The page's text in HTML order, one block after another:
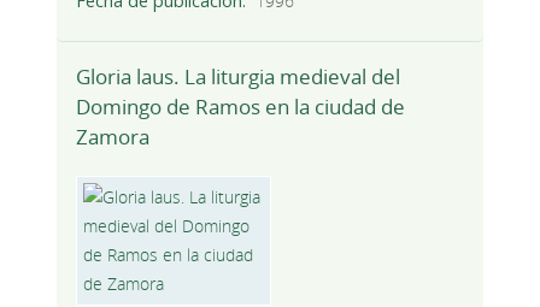
Gloria laus. La liturgia medieval del
Domingo de Ramos en la ciudad de
Zamora